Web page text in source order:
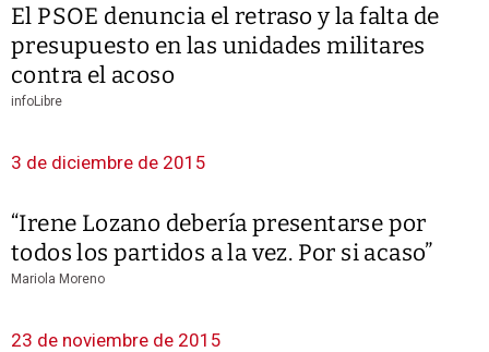
El PSOE denuncia el retraso y la falta de
presupuesto en las unidades militares
contra el acoso
infoLibre
3 de diciembre de 2015
“Irene Lozano debería presentarse por
todos los partidos a la vez. Por si acaso”
Mariola Moreno
23 de noviembre de 2015